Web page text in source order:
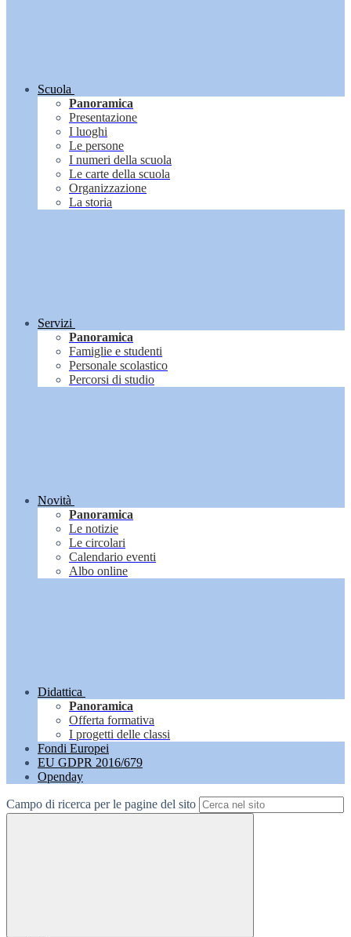
Scuola
Panoramica
Presentazione
I luoghi
Le persone
I numeri della scuola
Le carte della scuola
Organizzazione
La storia
Servizi
Panoramica
Famiglie e studenti
Personale scolastico
Percorsi di studio
Novità
Panoramica
Le notizie
Le circolari
Calendario eventi
Albo online
Didattica
Panoramica
Offerta formativa
I progetti delle classi
Fondi Europei
EU GDPR 2016/679
Openday
Campo di ricerca per le pagine del sito